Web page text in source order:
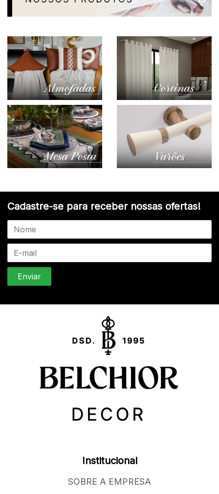
Cadastre-se para receber nossas ofertas!
Institucional
SOBRE A EMPRESA